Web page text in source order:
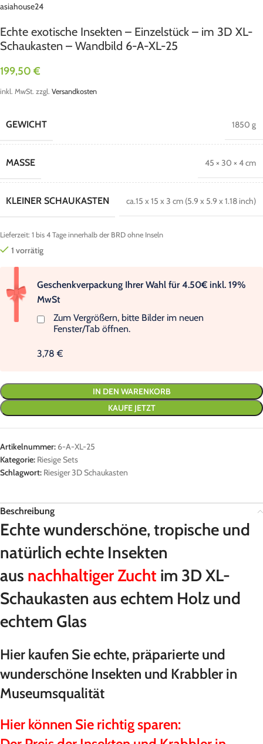
asiahouse24
Echte exotische Insekten – Einzelstück – im 3D XL-
Schaukasten – Wandbild 6-A-XL-25
199,50€
inkl. MwSt. zzgl. Versandkosten
GEWICHT 1850 g
MASSE 45 × 30 × 4 cm
KLEINER SCHAUKASTEN ca.15 x 15 x 3 cm (5.9 x 5.9 x 1.18 inch)
Lieferzeit: 1 bis 4 Tage innerhalb der BRD ohne Inseln
1 vorrätig
Geschenkverpackung Ihrer Wahl für 4.50€ inkl. 19%
MwSt
Zum Vergrößern, bitte Bilder im neuen
Fenster/Tab öffnen.
3,78 €
IN DEN WARENKORB
KAUFE JETZT
Artikelnummer: 6-A-XL-25
Kategorie: Riesige Sets
Schlagwort: Riesiger 3D Schaukasten
Beschreibung
Echte wunderschöne, tropische und
natürlich echte Insekten
aus nachhaltiger Zucht im 3D XL-
Schaukasten aus echtem Holz und
echtem Glas
Hier kaufen Sie echte, präparierte und
wunderschöne Insekten und Krabbler in
Museumsqualität
Hier können Sie richtig sparen: